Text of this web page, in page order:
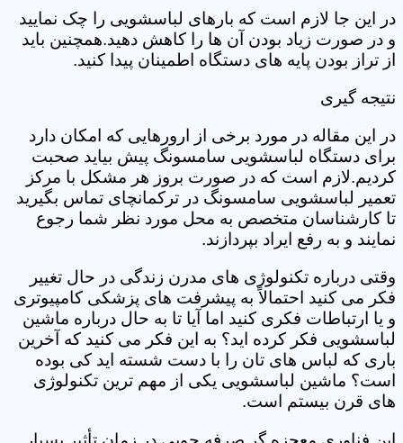
در این جا لازم است که بارهای لباسشویی را چک نمایید
و در صورت زیاد بودن آن ها را کاهش دهید.همچنین باید
از تراز بودن پایه های دستگاه اطمینان پیدا کنید.
نتیجه گیری
در این مقاله در مورد برخی از ارورهایی که امکان دارد
برای دستگاه لباسشویی سامسونگ پیش بیاید صحبت
کردیم.لازم است که در صورت بروز هر مشکل با مرکز
تعمیر لباسشویی سامسونگ در ترکمانچای تماس بگیرید
تا کارشناسان متخصص به محل مورد نظر شما رجوع
نمایند و به رفع ایراد بپردازند.
وقتی درباره تکنولوژی های مدرن زندگی در حال تغییر
فکر می کنید احتمالاً به پیشرفت های پزشکی کامپیوتری
و یا ارتباطات فکری کنید اما آیا تا به حال درباره ماشین
لباسشویی فکر کرده اید؟ به این فکر می کنید که آخرین
باری که لباس های تان را با دست شسته اید کی بوده
است؟ ماشین لباسشویی یکی از مهم ترین تکنولوژی
های قرن بیستم است.